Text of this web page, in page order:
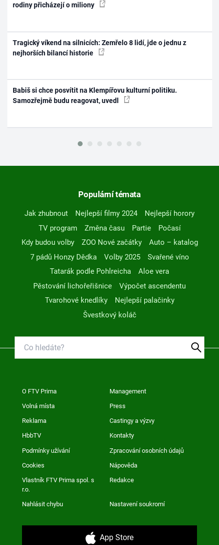
rodiny přicházejí o miliony
Tragický víkend na silnicích: Zemřelo 8 lidí, jde o jednu z
nejhorších bilancí historie
Babiš si chce posvítit na Klempířovu kulturní politiku.
Samozřejmě budu reagovat, uvedl
Populární témata
Jak zhubnout Nejlepší filmy 2024
Nejlepší horory
TV program
Změna času Partie
Počasí
Kdy budou volby
ZOO Nové začátky
Auto – katalog
7 pádů Honzy Dědka
Volby 2025
Svařené víno
Tatarák podle Pohlreicha
Aloe vera
Pěstování lichořeřišnice
Výpočet ascendentu
Tvarohové knedlíky
Nejlepší palačinky
Švestkový koláč
O FTV Prima Management
Volná místa Press
Reklama Castingy a výzvy
HbbTV Kontakty
Podmínky užívání Zpracování osobních údajů
Cookies Nápověda
Vlastník FTV Prima spol. s
r.o.
Redakce
Nahlásit chybu Nastavení soukromí
App Store